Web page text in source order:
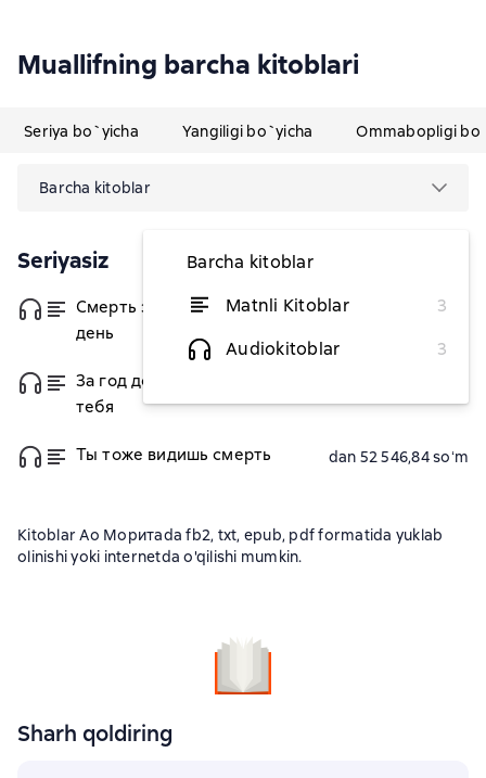
Muallifning barcha kitoblari
Seriya bo`yicha Yangiligi bo`yicha Ommabopligi
Barcha kitoblar
Barcha kitoblar
Matnli Kitoblar
3
Audiokitoblar
3
Seriyasiz
Смерть заберет нас в один
день
dan 52 546,84 soʻm
За год до смерти я встретил
тебя
Ты тоже видишь смерть dan 52 546,84 soʻm
Kitoblar Ао Моритаda fb2, txt, epub, pdf formatida yuklab
olinishi yoki internetda o'qilishi mumkin.
Sharh qoldiring